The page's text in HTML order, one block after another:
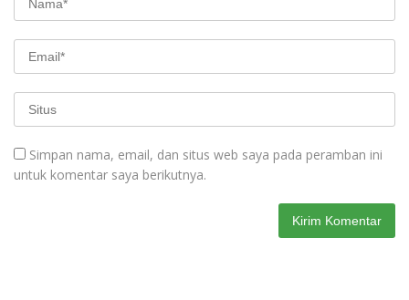
Simpan nama, email, dan situs web saya pada peramban ini
untuk komentar saya berikutnya.